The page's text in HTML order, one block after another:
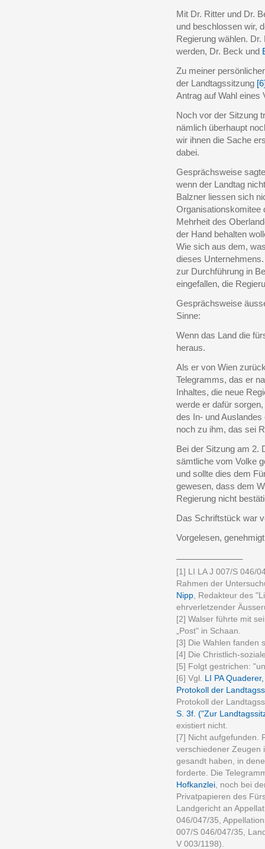
Mit Dr. Ritter und Dr.
und beschlossen wir,
Regierung wählen.
werden, Dr. Beck und
Zu meiner
der Landtagssitzung
Antrag auf Wahl
Noch vor der Sitzung
nämlich überhaupt
wir ihnen die Sache
dabei.
Gesprächsweise
wenn der Landtag
Balzner liessen sich
Organisationskomitee
Mehrheit des
der Hand behalten
Wie sich aus dem,
dieses
zur Durchführung in
eingefallen, die
Gesprächsweise
Sinne:
Wenn das Land die
heraus.
Als er von Wien
Telegramms, das er
Inhaltes, die neue
werde er dafür
des In- und
noch zu ihm, das sei
Bei der Sitzung am 2.
sämtliche vom Volke
und sollte dies dem
gewesen, dass dem
Regierung nicht
Das Schriftstück war
Vorgelesen,
[1] LI LA J 007/S 046/
Rahmen der
Nipp, Redakteur des
ehrverletzender
[2] Walser führte mit
„Post" in Schaan.
[3] Die Wahlen fanden
[4] Die Christlich-
[5] Folgt gestrichen:
[6] Vgl. LI PA
Protokoll der
Protokoll der
S. 3f. ("Zur
existiert nicht.
[7] Nicht aufgefunden.
verschiedener Zeugen
gesandt haben, in
forderte. Die
Hofkanzlei, noch bei
Privatpapieren des
Landgericht an
046/047/35,
007/S 046/047/35,
V 003/1198).